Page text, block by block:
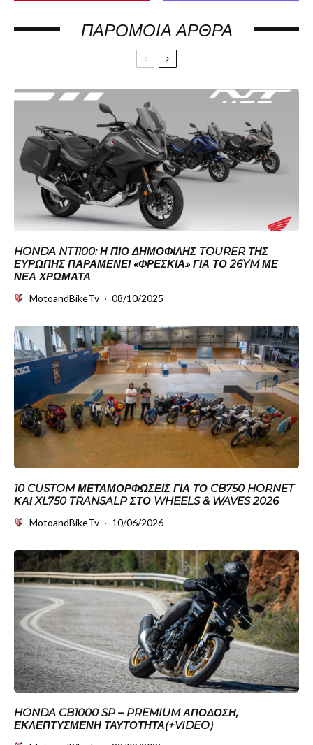
ΠΑΡΌΜΟΙΑ ΆΡΘΡΑ
HONDA NT1100: Η ΠΙΟ ΔΗΜΟΦΙΛΉΣ TOURER ΤΗΣ
ΕΥΡΏΠΗΣ ΠΑΡΑΜΈΝΕΙ «ΦΡΈΣΚΙΑ» ΓΙΑ ΤΟ 26YM ΜΕ
ΝΈΑ ΧΡΏΜΑΤΑ
MotoandBikeTv · 08/10/2025
10 CUSTOM ΜΕΤΑΜΟΡΦΏΣΕΙΣ ΓΙΑ ΤΟ CB750 HORNET
ΚΑΙ XL750 TRANSALP ΣΤΟ WHEELS & WAVES 2026
MotoandBikeTv · 10/06/2026
HONDA CB1000 SP – PREMIUM ΑΠΌΔΟΣΗ,
ΕΚΛΕΠΤΥΣΜΈΝΗ ΤΑΥΤΌΤΗΤΑ(+VIDEO)